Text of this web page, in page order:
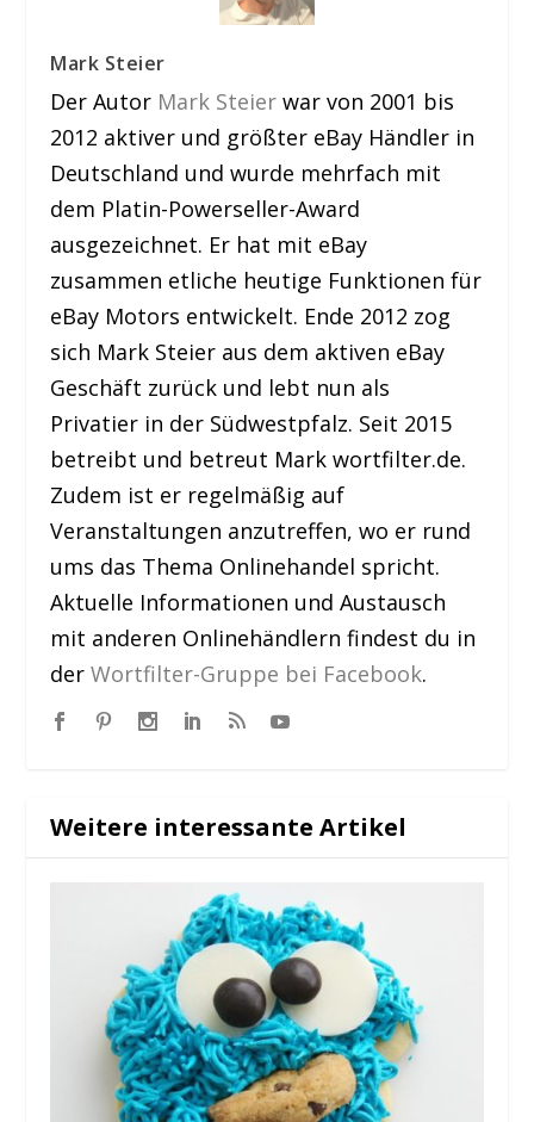
Mark Steier
Der Autor Mark Steier war von 2001 bis
2012 aktiver und größter eBay Händler in
Deutschland und wurde mehrfach mit
dem Platin-Powerseller-Award
ausgezeichnet. Er hat mit eBay
zusammen etliche heutige Funktionen für
eBay Motors entwickelt. Ende 2012 zog
sich Mark Steier aus dem aktiven eBay
Geschäft zurück und lebt nun als
Privatier in der Südwestpfalz. Seit 2015
betreibt und betreut Mark wortfilter.de.
Zudem ist er regelmäßig auf
Veranstaltungen anzutreffen, wo er rund
ums das Thema Onlinehandel spricht.
Aktuelle Informationen und Austausch
mit anderen Onlinehändlern findest du in
derWortfilter-Gruppe bei Facebook.
Weitere interessante Artikel